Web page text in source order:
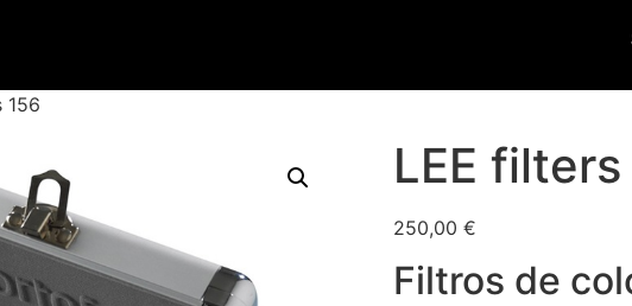
156
LEE filters
250,00 €
Filtros de